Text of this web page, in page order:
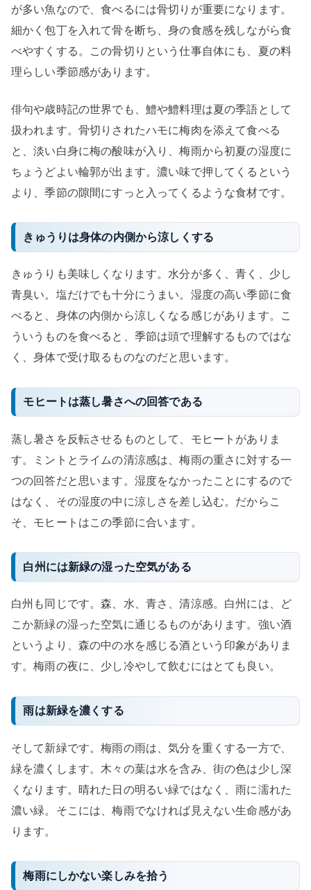
が多い魚なので、食べるには骨切りが重要になります。
細かく包丁を入れて骨を断ち、身の食感を残しながら食
べやすくする。この骨切りという仕事自体にも、夏の料
理らしい季節感があります。
俳句や歳時記の世界でも、鱧や鱧料理は夏の季語として
扱われます。骨切りされたハモに梅肉を添えて食べる
と、淡い白身に梅の酸味が入り、梅雨から初夏の湿度に
ちょうどよい輪郭が出ます。濃い味で押してくるという
より、季節の隙間にすっと入ってくるような食材です。
きゅうりは身体の内側から涼しくする
きゅうりも美味しくなります。水分が多く、青く、少し
青臭い。塩だけでも十分にうまい。湿度の高い季節に食
べると、身体の内側から涼しくなる感じがあります。こ
ういうものを食べると、季節は頭で理解するものではな
く、身体で受け取るものなのだと思います。
モヒートは蒸し暑さへの回答である
蒸し暑さを反転させるものとして、モヒートがありま
す。ミントとライムの清涼感は、梅雨の重さに対する一
つの回答だと思います。湿度をなかったことにするので
はなく、その湿度の中に涼しさを差し込む。だからこ
そ、モヒートはこの季節に合います。
白州には新緑の湿った空気がある
白州も同じです。森、水、青さ、清涼感。白州には、ど
こか新緑の湿った空気に通じるものがあります。強い酒
というより、森の中の水を感じる酒という印象がありま
す。梅雨の夜に、少し冷やして飲むにはとても良い。
雨は新緑を濃くする
そして新緑です。梅雨の雨は、気分を重くする一方で、
緑を濃くします。木々の葉は水を含み、街の色は少し深
くなります。晴れた日の明るい緑ではなく、雨に濡れた
濃い緑。そこには、梅雨でなければ見えない生命感があ
ります。
梅雨にしかない楽しみを拾う